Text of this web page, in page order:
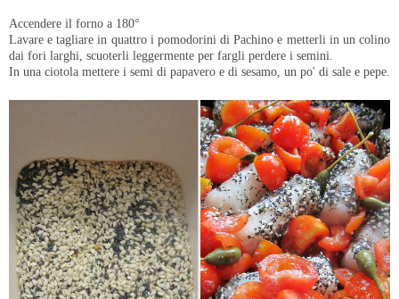
Accendere il forno a 180°
Lavare e tagliare in quattro i pomodorini di Pachino e metterli in un colino
dai fori larghi, scuoterli leggermente per fargli perdere i semini.
In una ciotola mettere i semi di papavero e di sesamo, un po' di sale e pepe.